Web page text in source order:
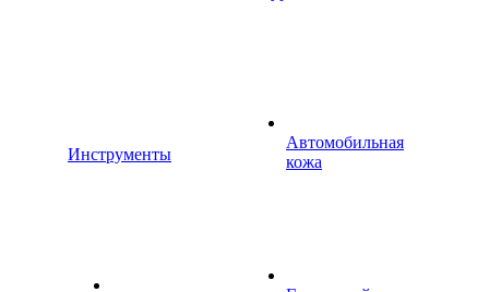
Инструменты
Автомобильная
кожа